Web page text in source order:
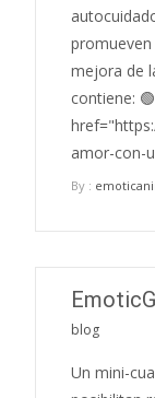
mejora de
contiene:
amor-con-
By :
blog
Un mini-